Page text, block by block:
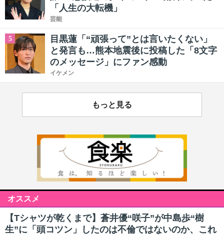
「人生の大転機」
芸能
5
目黒蓮「“頑張って”とは言いたくない」
と発言も…熊本地震後に投稿した「8文字
のメッセージ」にファン感動
イケメン
もっと見る
オススメ
【Tシャツが乾くまで】蒼井優“咲子”が中島歩“樹
生”に「頭コツン」したのは不倫ではないのか、これ